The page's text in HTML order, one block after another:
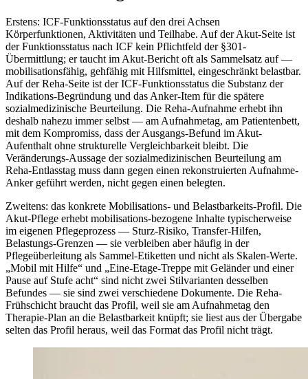
Erstens: ICF-Funktionsstatus auf den drei Achsen
Körperfunktionen, Aktivitäten und Teilhabe. Auf der Akut-Seite ist
der Funktionsstatus nach ICF kein Pflichtfeld der §301-
Übermittlung; er taucht im Akut-Bericht oft als Sammelsatz auf —
mobilisationsfähig, gehfähig mit Hilfsmittel, eingeschränkt belastbar.
Auf der Reha-Seite ist der ICF-Funktionsstatus die Substanz der
Indikations-Begründung und das Anker-Item für die spätere
sozialmedizinische Beurteilung. Die Reha-Aufnahme erhebt ihn
deshalb nahezu immer selbst — am Aufnahmetag, am Patientenbett,
mit dem Kompromiss, dass der Ausgangs-Befund im Akut-
Aufenthalt ohne strukturelle Vergleichbarkeit bleibt. Die
Veränderungs-Aussage der sozialmedizinischen Beurteilung am
Reha-Entlasstag muss dann gegen einen rekonstruierten Aufnahme-
Anker geführt werden, nicht gegen einen belegten.
Zweitens: das konkrete Mobilisations- und Belastbarkeits-Profil. Die
Akut-Pflege erhebt mobilisations-bezogene Inhalte typischerweise
im eigenen Pflegeprozess — Sturz-Risiko, Transfer-Hilfen,
Belastungs-Grenzen — sie verbleiben aber häufig in der
Pflegeüberleitung als Sammel-Etiketten und nicht als Skalen-Werte.
„Mobil mit Hilfe“ und „Eine-Etage-Treppe mit Geländer und einer
Pause auf Stufe acht“ sind nicht zwei Stilvarianten desselben
Befundes — sie sind zwei verschiedene Dokumente. Die Reha-
Frühschicht braucht das Profil, weil sie am Aufnahmetag den
Therapie-Plan an die Belastbarkeit knüpft; sie liest aus der Übergabe
selten das Profil heraus, weil das Format das Profil nicht trägt.